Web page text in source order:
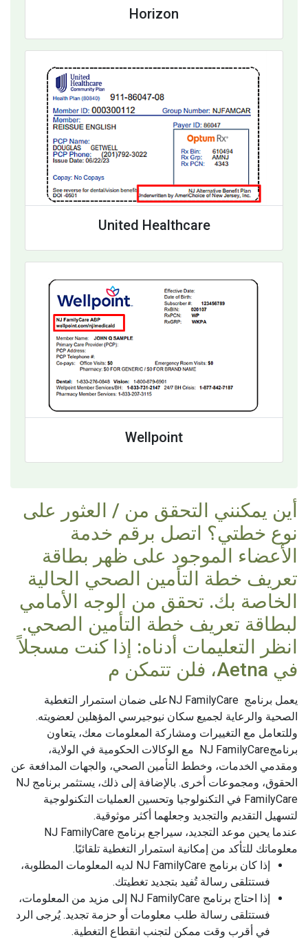
Horizon
United Healthcare
Wellpoint
أين يمكنني التحقق من / العثور على
نوع خطتي؟ اتصل برقم خدمة
الأعضاء الموجود على ظهر بطاقة
تعريف خطة التأمين الصحي الحالية
الخاصة بك. تحقق من الوجه الأمامي
لبطاقة تعريف خطة التأمين الصحي.
انظر التعليمات أدناه: إذا كنت مسجلاً
في Aetna، فلن تتمكن م
يعمل برنامج NJ FamilyCareعلى ضمان استمرار التغطية
الصحية والرعاية لجميع سكان نيوجيرسي المؤهلين لعضويته.
وللتعامل مع التغييرات ومشاركة المعلومات معك، يتعاون
برنامجNJ FamilyCare مع الوكالات الحكومية في الولاية،
ومقدمي الخدمات، وخطط التأمين الصحي، والجهات المدافعة عن
الحقوق، ومجموعات أخرى. بالإضافة إلى ذلك، يستثمر برنامج NJ
FamilyCare في التكنولوجيا وتحسين العمليات التكنولوجية
لتسهيل التقديم والتجديد وجعلهما أكثر موثوقية.
عندما يحين موعد التجديد، سيراجع برنامج NJ FamilyCare
معلوماتك للتأكد من إمكانية استمرار التغطية تلقائيًا.
إذا كان برنامج NJ FamilyCare لديه المعلومات المطلوبة،
فستتلقى رسالة تُفيد بتجديد تغطيتك.
إذا احتاج برنامج NJ FamilyCare إلى مزيد من المعلومات،
فستتلقى رسالة طلب معلومات أو حزمة تجديد. يُرجى الرد
في أقرب وقت ممكن لتجنب انقطاع التغطية.